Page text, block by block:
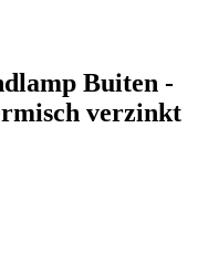
Buiten -
verzinkt